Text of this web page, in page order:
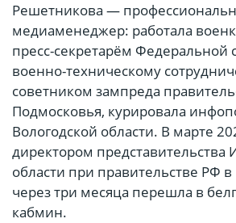
Решетникова —
медиаменеджер: работала
пресс-секретарём Федеральной
военно-техническому
советником зампреда
Подмосковья, курировала
Вологодской области. В марте
директором представительства
области при правительстве РФ
через три месяца перешла в
кабмин.